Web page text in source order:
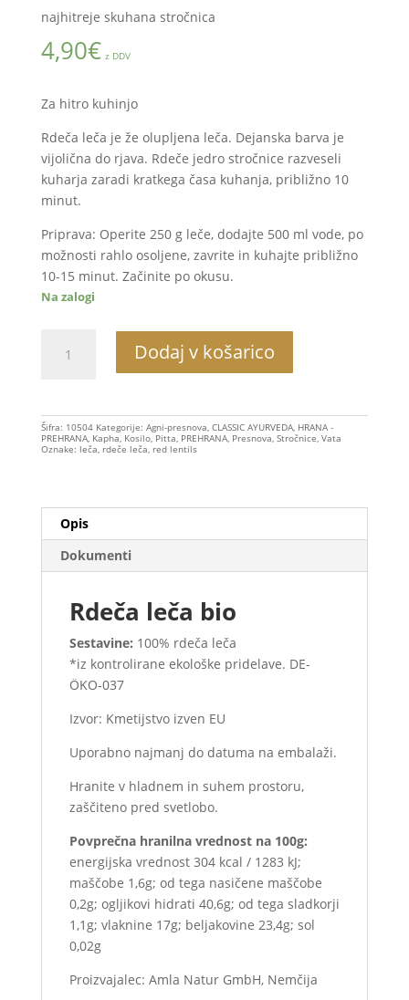
najhitreje skuhana stročnica
4,90€ z DDV
Za hitro kuhinjo
Rdeča leča je že olupljena leča. Dejanska barva je
vijolična do rjava. Rdeče jedro stročnice razveseli
kuharja zaradi kratkega časa kuhanja, približno 10
minut.
Priprava: Operite 250 g leče, dodajte 500 ml vode, po
možnosti rahlo osoljene, zavrite in kuhajte približno
10-15 minut. Začinite po okusu.
Na zalogi
količina
Dodaj v košarico
Šifra: 10504 Kategorije: Agni-presnova, CLASSIC AYURVEDA, HRANA -
PREHRANA, Kapha, Kosilo, Pitta, PREHRANA, Presnova, Stročnice, Vata
Oznake: leča, rdeče leča, red lentils
Opis
Dokumenti
Rdeča leča bio
Sestavine: 100% rdeča leča
*iz kontrolirane ekološke pridelave. DE-
ÖKO-037
Izvor: Kmetijstvo izven EU
Uporabno najmanj do datuma na embalaži.
Hranite v hladnem in suhem prostoru,
zaščiteno pred svetlobo.
Povprečna hranilna vrednost na 100g:
energijska vrednost 304 kcal / 1283 kJ;
maščobe 1,6g; od tega nasičene maščobe
0,2g; ogljikovi hidrati 40,6g; od tega sladkorji
1,1g; vlaknine 17g; beljakovine 23,4g; sol
0,02g
Proizvajalec: Amla Natur GmbH, Nemčija